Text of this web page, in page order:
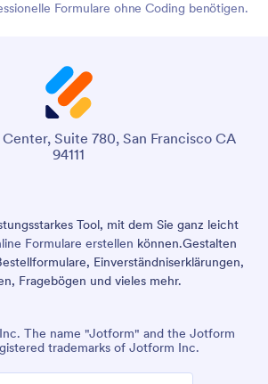
Formulare ohne Coding benötigen.
Suite 780, San Francisco CA
94111
Tool, mit dem Sie ganz leicht
Formulare erstellen können.Gestalten
Einverständniserklärungen,
Fragebögen und vieles mehr.
The name "Jotform" and the Jotform
trademarks of Jotform Inc.